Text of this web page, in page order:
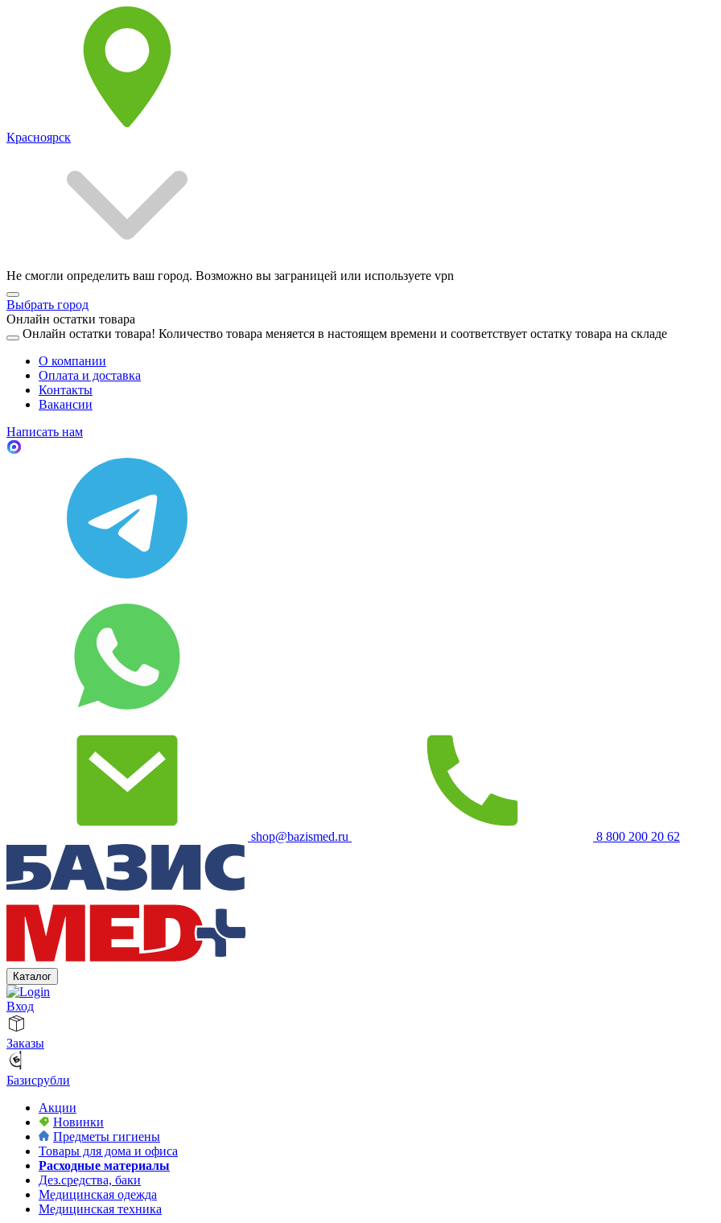
Красноярск
Не смогли определить ваш город. Возможно вы заграницей или используете vpn
Выбрать город
Онлайн остатки товара
Онлайн остатки товара! Количество товара меняется в настоящем времени и соответствует остатку товара на складе
О компании
Оплата и доставка
Контакты
Вакансии
Написать нам
shop@bazismed.ru 8 800 200 20 62
Каталог
Вход
Заказы
Базисрубли
Акции
Новинки
Предметы гигиены
Товары для дома и офиса
Расходные материалы
Дез.средства, баки
Медицинская одежда
Медицинская техника